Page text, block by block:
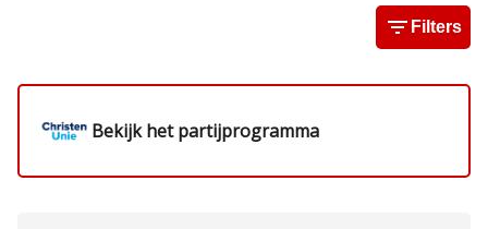
Filters
Bekijk het partijprogramma